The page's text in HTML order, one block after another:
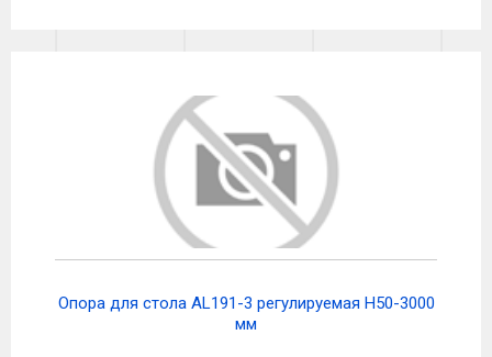
Опора для стола AL191-3 регулируемая H50-3000
мм